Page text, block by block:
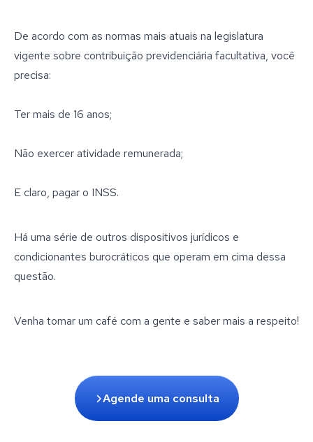
De acordo com as normas mais atuais na legislatura
vigente sobre contribuição previdenciária facultativa, você
precisa:
Ter mais de 16 anos;
Não exercer atividade remunerada;
E claro, pagar o INSS.
Há uma série de outros dispositivos jurídicos e
condicionantes burocráticos que operam em cima dessa
questão.
Venha tomar um café com a gente e saber mais a respeito!
Agende uma consulta